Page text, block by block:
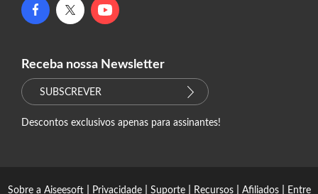
Receba nossa Newsletter
SUBSCREVER
Descontos exclusivos apenas para assinantes!
Sobre a Aiseesoft| Privacidade| Suporte| Recursos| Afiliados| Entre